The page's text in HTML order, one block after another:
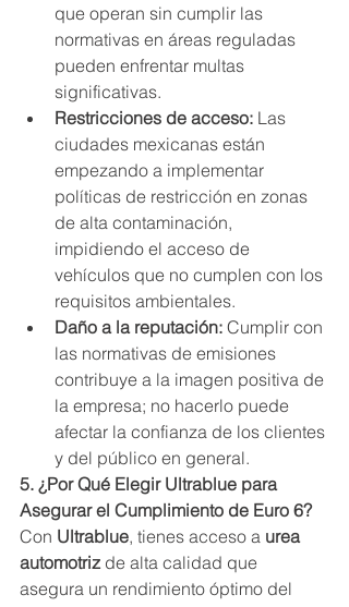
que operan sin cumplir las
normativas en áreas reguladas
pueden enfrentar multas
significativas.
Restricciones de acceso: Las
ciudades mexicanas están
empezando a implementar
políticas de restricción en zonas
de alta contaminación,
impidiendo el acceso de
vehículos que no cumplen con los
requisitos ambientales.
Daño a la reputación: Cumplir con
las normativas de emisiones
contribuye a la imagen positiva de
la empresa; no hacerlo puede
afectar la confianza de los clientes
y del público en general.
5. ¿Por Qué Elegir Ultrablue para
Asegurar el Cumplimiento de Euro 6?
Con Ultrablue, tienes acceso a urea
automotriz de alta calidad que
asegura un rendimiento óptimo del